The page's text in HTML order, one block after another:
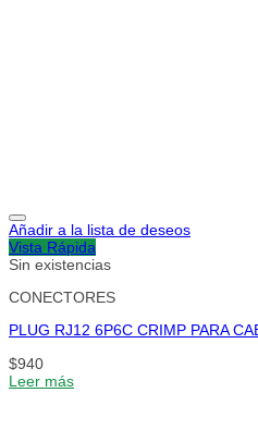
Añadir a la lista de deseos
Vista Rápida
Sin existencias
CONECTORES
PLUG RJ12 6P6C CRIMP PARA
$940
Leer más